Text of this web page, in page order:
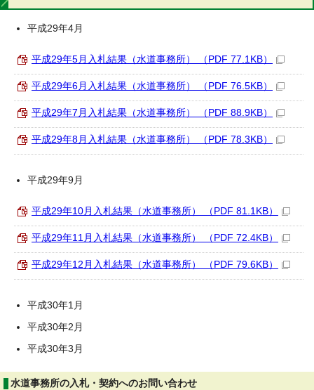
平成29年4月
平成29年5月入札結果（水道事務所） （PDF 77.1KB）
平成29年6月入札結果（水道事務所） （PDF 76.5KB）
平成29年7月入札結果（水道事務所） （PDF 88.9KB）
平成29年8月入札結果（水道事務所） （PDF 78.3KB）
平成29年9月
平成29年10月入札結果（水道事務所） （PDF 81.1KB）
平成29年11月入札結果（水道事務所） （PDF 72.4KB）
平成29年12月入札結果（水道事務所） （PDF 79.6KB）
平成30年1月
平成30年2月
平成30年3月
水道事務所の入札・契約へのお問い合わせ